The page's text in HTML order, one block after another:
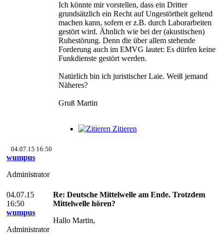
Ich könnte mir vorstellen, dass ein Dritter
grundsätzlich ein Recht auf Ungestörtheit geltend
machen kann, sofern er z.B. durch Laborarbeiten
gestört wird. Ähnlich wie bei der (akustischen)
Ruhestörung. Denn die über allem stehende
Forderung auch im EMVG lautet: Es dürfen keine
Funkdienste gestört werden.
Natürlich bin ich juristischer Laie. Weiß jemand
Näheres?
Gruß Martin
Zitieren
04.07.15 16:50
wumpus
Administrator
04.07.15
16:50
wumpus
Administrator
Re: Deutsche Mittelwelle am Ende. Trotzdem
Mittelwelle hören?
Hallo Martin,